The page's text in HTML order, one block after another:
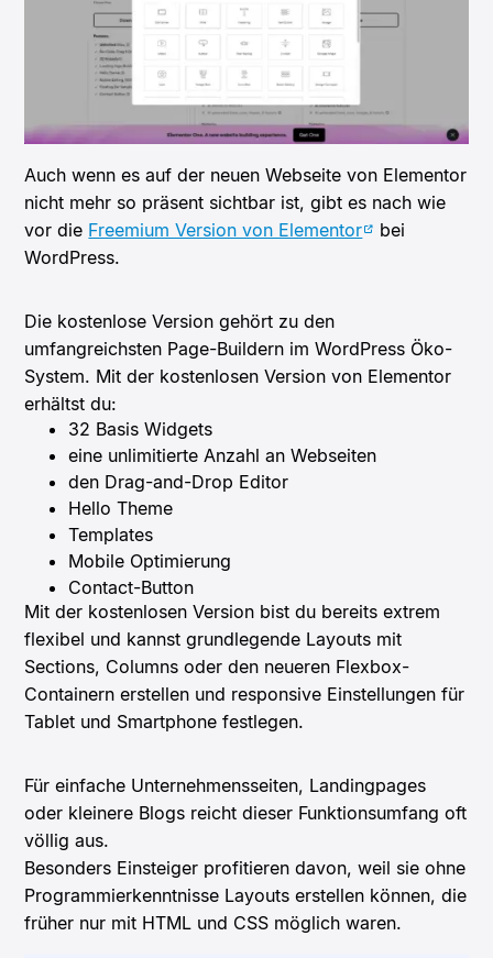
Auch wenn es auf der neuen Webseite von Elementor
nicht mehr so präsent sichtbar ist, gibt es nach wie
vor die Freemium Version von Elementor
bei
WordPress.
Die kostenlose Version gehört zu den
umfangreichsten Page-Buildern im WordPress Öko-
System. Mit der kostenlosen Version von Elementor
erhältst du:
32 Basis Widgets
eine unlimitierte Anzahl an Webseiten
den Drag-and-Drop Editor
Hello Theme
Templates
Mobile Optimierung
Contact-Button
Mit der kostenlosen Version bist du bereits extrem
flexibel und kannst grundlegende Layouts mit
Sections, Columns oder den neueren Flexbox-
Containern erstellen und responsive Einstellungen für
Tablet und Smartphone festlegen.
Für einfache Unternehmensseiten, Landingpages
oder kleinere Blogs reicht dieser Funktionsumfang oft
völlig aus.
Besonders Einsteiger profitieren davon, weil sie ohne
Programmierkenntnisse Layouts erstellen können, die
früher nur mit HTML und CSS möglich waren.